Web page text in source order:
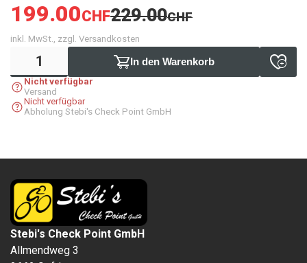
199.00CHF229.00CHF
inkl. MwSt., zzgl. Versandkosten
In den Warenkorb
Nicht verfügbar
Versand
Nicht verfügbar
Abholung Stebi's Check Point GmbH
Stebi's Check Point GmbH
Allmendweg 3